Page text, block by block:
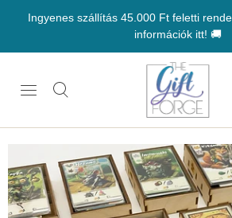
Ingyenes szállítás 45.000 Ft feletti
információk itt! 🚚